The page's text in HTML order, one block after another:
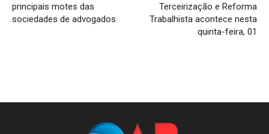
principais motes das
sociedades de advogados
Terceirização e Reforma
Trabalhista acontece nesta
quinta-feira, 01